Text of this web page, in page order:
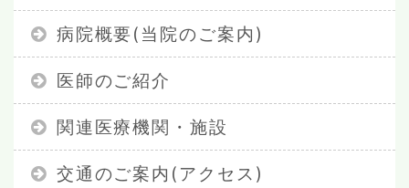
病院概要(当院のご案内)
医師のご紹介
関連医療機関・施設
交通のご案内(アクセス)